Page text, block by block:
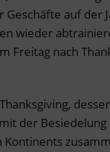
Geschäfte auf der
wieder
Freitag nach
der Besiedelung
Kontinents